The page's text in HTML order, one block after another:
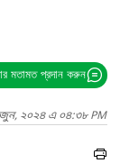
মতামত প্রদান করুন
জুন, ২০২৪ এ ০৪:৩৮ PM